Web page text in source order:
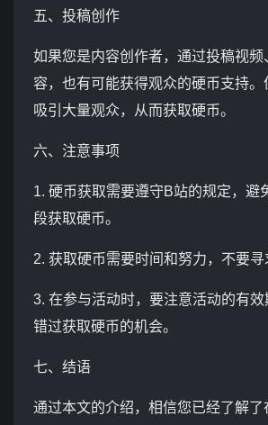
五、投稿创作
如果您是内容创作者，通过投稿视频
容，也有可能获得观众的硬币支持
吸引大量观众，从而获取硬币。
六、注意事项
1. 硬币获取需要遵守B站的规定，避
段获取硬币。
2. 获取硬币需要时间和努力，不要寻
3. 在参与活动时，要注意活动的有
错过获取硬币的机会。
七、结语
通过本文的介绍，相信您已经了解了